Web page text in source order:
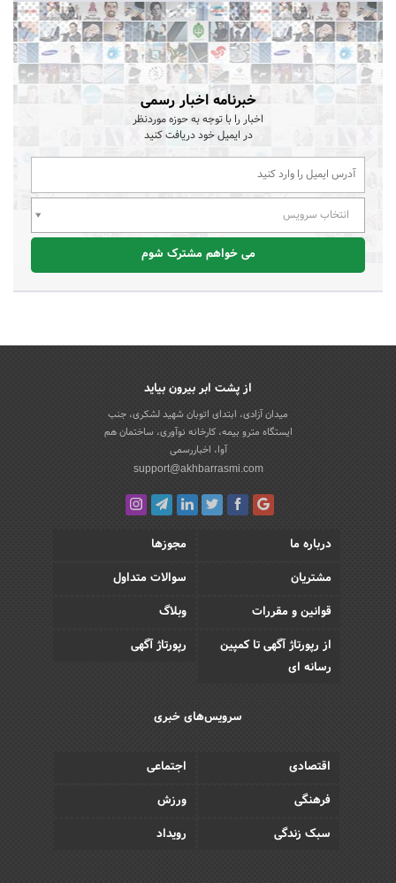
خبرنامه اخبار رسمی
اخبار را با توجه به حوزه موردنظر
در ایمیل خود دریافت کنید
انتخاب سرویس
می خواهم مشترک شوم
از پشت ابر بیرون بیاید
میدان آزادی، ابتدای اتوبان شهید لشکری، جنب
ایستگاه مترو بیمه، کارخانه نوآوری، ساختمان هم
آوا، اخباررسمی
support@akhbarrasmi.com
درباره ما
مجوزها
مشتریان
سوالات متداول
قوانین و مقررات
وبلاگ
از رپورتاژ آگهی تا کمپین
رسانه ای
رپورتاژ آگهی
سرویس‌های خبری
اقتصادی
اجتماعی
فرهنگی
ورزش
سبک زندگی
رویداد